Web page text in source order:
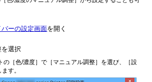
ーの設定画面を開く
選択
の ［色/濃度］で ［マニュアル調整］ を選び、
［設
す。